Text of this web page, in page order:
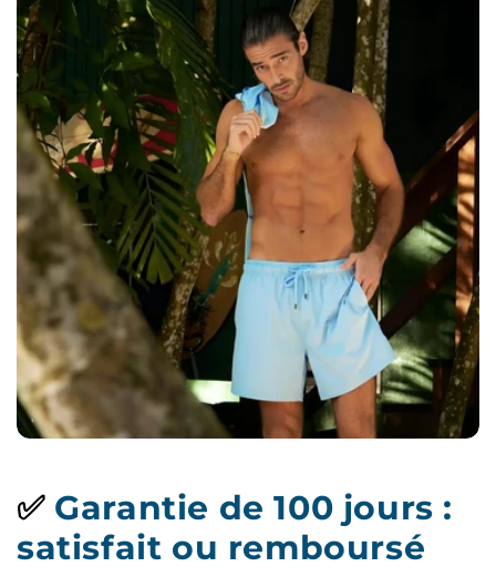
✅ Garantie de 100 jours :
satisfait ou remboursé